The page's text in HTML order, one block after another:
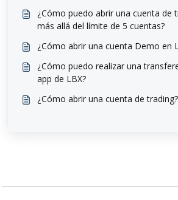
¿Cómo puedo abrir una cuenta de
más allá del límite de 5 cuentas?
¿Cómo abrir una cuenta Demo en
¿Cómo puedo realizar una
app de LBX?
¿Cómo abrir una cuenta de trading?